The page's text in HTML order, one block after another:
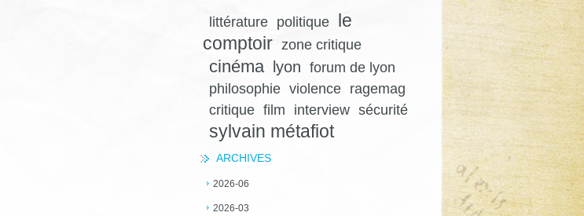
littérature politique
le
comptoir zone critique
cinéma lyon forum de lyon
philosophie violence
ragemag
critique film interview sécurité
sylvain métafiot
ARCHIVES
2026-06
2026-03